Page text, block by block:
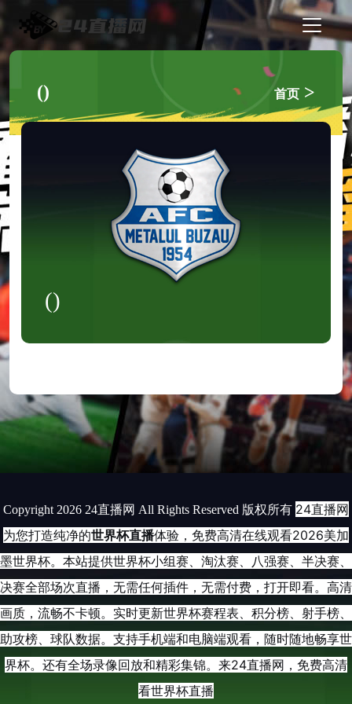
() 首页 >
()
Copyright 2026 24直播网 All Rights Reserved 版权所有 24直播网
为您打造纯净的世界杯直播体验，免费高清在线观看2026美加
墨世界杯。本站提供世界杯小组赛、淘汰赛、八强赛、半决赛、
决赛全部场次直播，无需任何插件，无需付费，打开即看。高清
画质，流畅不卡顿。实时更新世界杯赛程表、积分榜、射手榜、
助攻榜、球队数据。支持手机端和电脑端观看，随时随地畅享世
界杯。还有全场录像回放和精彩集锦。来24直播网，免费高清
看世界杯直播